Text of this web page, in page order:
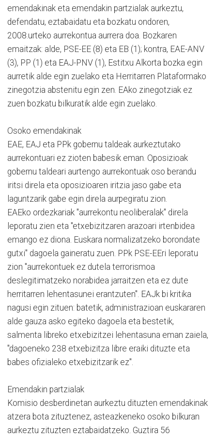
emendakinak eta emendakin partzialak aurkeztu,
defendatu, eztabaidatu eta bozkatu ondoren,
2008.urteko aurrekontua aurrera doa. Bozkaren
emaitzak: alde, PSE-EE (8) eta EB (1); kontra, EAE-ANV
(3), PP (1) eta EAJ-PNV (1), Estitxu Alkorta bozka egin
aurretik alde egin zuelako eta Herritarren Plataformako
zinegotzia abstenitu egin zen. EAko zinegotziak ez
zuen bozkatu bilkuratik alde egin zuelako.
Osoko emendakinak
EAE, EAJ eta PPk gobernu taldeak aurkeztutako
aurrekontuari ez zioten babesik eman. Oposizioak
gobernu taldeari aurtengo aurrekontuak oso berandu
iritsi direla eta oposizioaren iritzia jaso gabe eta
laguntzarik gabe egin direla aurpegiratu zion.
EAEko ordezkariak "aurrekontu neoliberalak" direla
leporatu zien eta "etxebizitzaren arazoari irtenbidea
emango ez diona. Euskara normalizatzeko borondate
gutxi" dagoela gaineratu zuen. PPk PSE-EEri leporatu
zion "aurrekontuek ez dutela terrorismoa
deslegitimatzeko norabidea jarraitzen eta ez dute
herritarren lehentasunei erantzuten". EAJk bi kritika
nagusi egin zituen: batetik, administrazioan euskararen
alde gauza asko egiteko dagoela eta bestetik,
salmenta libreko etxebizitzei lehentasuna eman zaiela,
"dagoeneko 238 etxebizitza libre eraiki dituzte eta
babes ofizialeko etxebizitzarik ez".
Emendakin partzialak
Komisio desberdinetan aurkeztu dituzten emendakinak
atzera bota zituztenez, asteazkeneko osoko bilkuran
aurkeztu zituzten eztabaidatzeko. Guztira 56